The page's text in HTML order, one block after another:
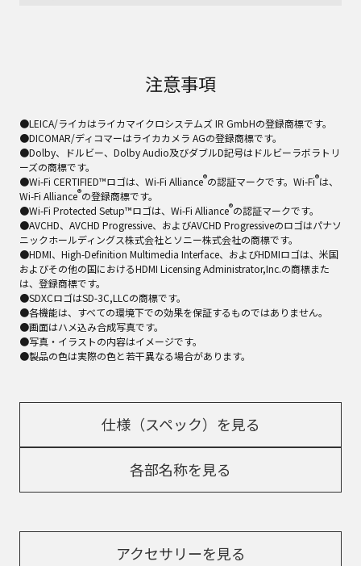
注意事項
●LEICA/ライカはライカマイクロシステムズ IR GmbHの登録商標です。
●DICOMAR/ディコマーはライカカメラ AGの登録商標です。
●Dolby、ドルビー、Dolby Audio及びダブルD記号はドルビーラボラトリ
ーズの商標です。
●Wi-Fi CERTIFIED™ロゴは、Wi-Fi Alliance®の認証マークです。Wi-Fi®は、
Wi-Fi Alliance®の登録商標です。
●Wi-Fi Protected Setup™ロゴは、Wi-Fi Alliance®の認証マークです。
●AVCHD、AVCHD Progressive、およびAVCHD Progressiveのロゴはパナソ
ニックホールディングス株式会社とソニー株式会社の商標です。
●HDMI、High-Definition Multimedia Interface、およびHDMIロゴは、米国
およびその他の国におけるHDMI Licensing Administrator,Inc.の商標また
は、登録商標です。
●SDXCロゴはSD-3C,LLCの商標です。
●各機能は、すべての環境下での効果を保証するものではありません。
●画面はハメ込み合成写真です。
●写真・イラストの内容はイメージです。
●製品の色は実際の色と若干異なる場合があります。
仕様（スペック）を見る
各部名称を見る
アクセサリーを見る